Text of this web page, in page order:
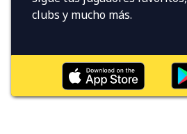
clubs y mucho más.